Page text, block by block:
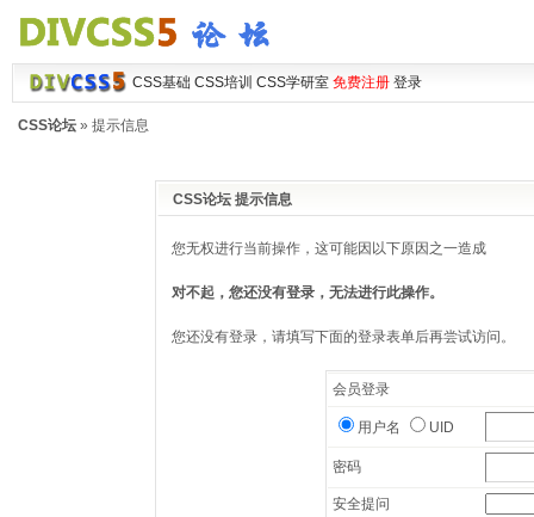
CSS基础 CSS培训 CSS学研室 免费注册 登录
CSS论坛» 提示信息
CSS论坛 提示信息
您无权进行当前操作，这可能因以下原因之一造成
对不起，您还没有登录，无法进行此操作。
您还没有登录，请填写下面的登录表单后再尝试访问。
会员登录
用户名 UID
密码
安全提问